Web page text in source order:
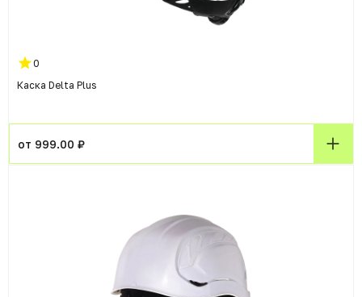
0
Каска Delta Plus
от 999.00 ₽